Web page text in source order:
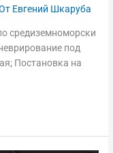
Евгений Шкаруба
средиземноморски
под
Постановка на